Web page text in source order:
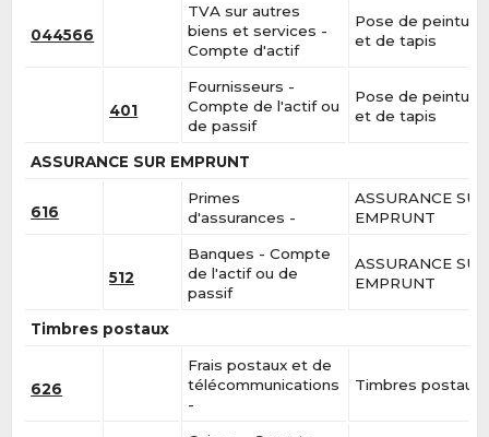
044566
TVA sur autres
biens et services -
Compte d'actif
Pose de peinture
et de tapis
401
Fournisseurs -
Compte de l'actif ou
de passif
Pose de peinture
et de tapis
ASSURANCE SUR EMPRUNT
616
Primes
d'assurances -
ASSURANCE SUR
EMPRUNT
512
Banques - Compte
de l'actif ou de
passif
ASSURANCE SUR
EMPRUNT
Timbres postaux
626
Frais postaux et de
télécommunications
-
Timbres postaux